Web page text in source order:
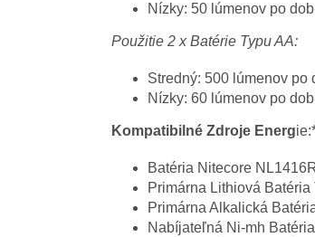
Nízky: 50 lúmenov po
Použitie 2 x Batérie Typu AA:
Stredný: 500 lúmenov po
Nízky: 60 lúmenov po
Kompatibilné Zdroje Energ
Batéria Nitecore
Primárna Lithiová
Primárna Alkalická
Nabíjateľná Ni-mh